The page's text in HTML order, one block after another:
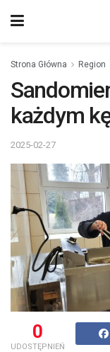
Strona Główna Region
każdym
2025-02-27
0
UDOSTĘPNIEŃ